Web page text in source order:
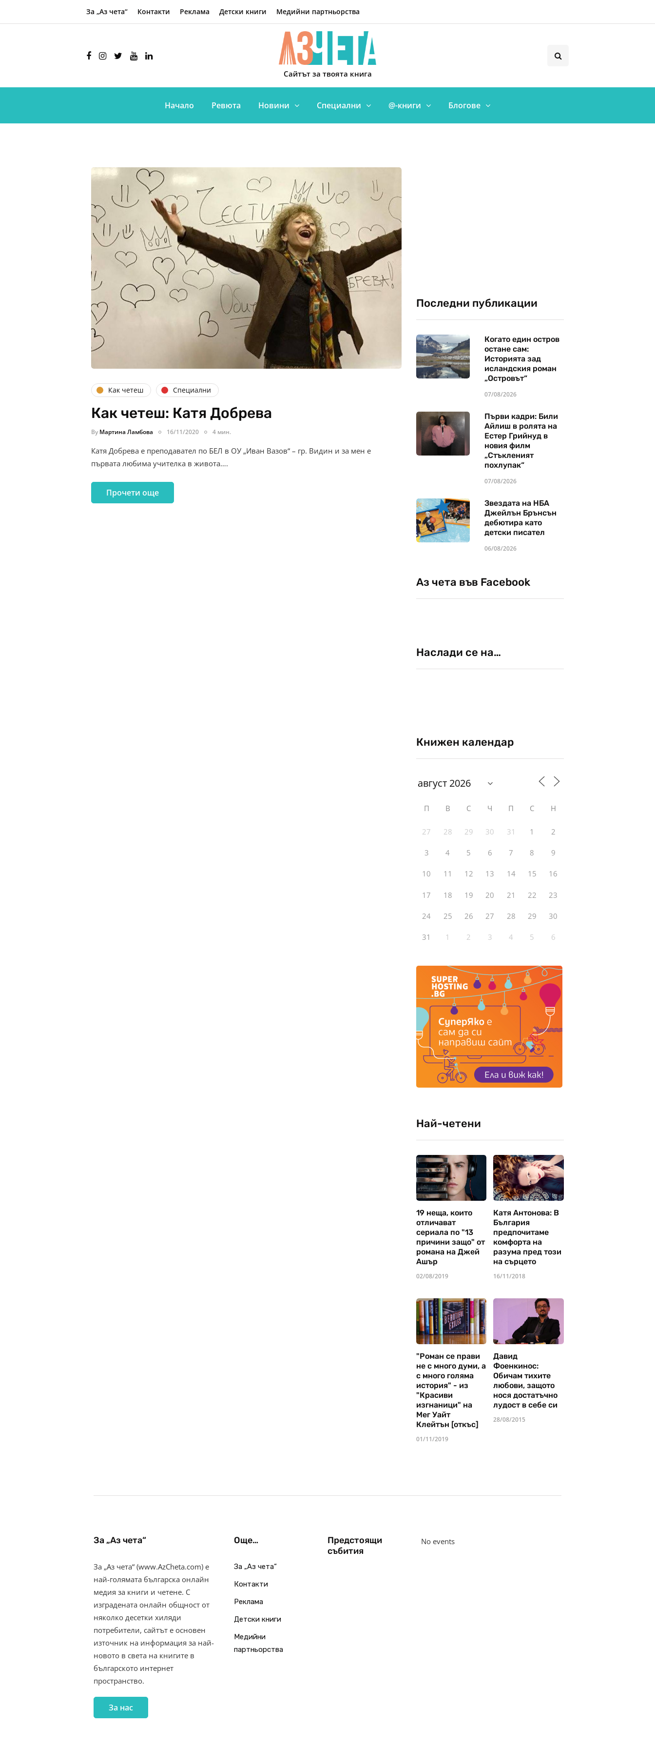
За „Аз чета“ Контакти Реклама Детски книги Медийни партньорства
Сайтът за твоята книга
Начало Ревюта Новини Специални @-книги Блогове
Как четеш Специални
Как четеш: Катя Добрева
By Мартина Ламбова 16/11/2020 4 мин.
Катя Добрева е преподавател по БЕЛ в ОУ „Иван Вазов“ – гр. Видин и за мен е
първата любима учителка в живота….
Прочети още
Последни публикации
Когато един остров
остане сам:
Историята зад
исландския роман
„Островът“
07/08/2026
Първи кадри: Били
Айлиш в ролята на
Естер Грийнуд в
новия филм
„Стъкленият
похлупак“
07/08/2026
Звездата на НБА
Джейлън Брънсън
дебютира като
детски писател
06/08/2026
Аз чета във Facebook
Наслади се на…
Книжен календар
П В С Ч П С Н
27 28 29 30 31 1 2
3 4 5 6 7 8 9
10 11 12 13 14 15 16
17 18 19 20 21 22 23
24 25 26 27 28 29 30
31 1 2 3 4 5 6
Най-четени
19 неща, които
отличават
сериала по "13
причини защо" от
романа на Джей
Ашър
02/08/2019
Катя Антонова: В
България
предпочитаме
комфорта на
разума пред този
на сърцето
16/11/2018
"Роман се прави
не с много думи, а
с много голяма
история" - из
"Красиви
изгнаници" на
Мег Уайт
Клейтън [откъс]
01/11/2019
Давид
Фоенкинос:
Обичам тихите
любови, защото
нося достатъчно
лудост в себе си
28/08/2015
За „Аз чета“
За „Аз чета“ (www.AzCheta.com) е
най-голямата българска онлайн
медия за книги и четене. С
изградената онлайн общност от
няколко десетки хиляди
потребители, сайтът е основен
източник на информация за най-
новото в света на книгите в
българското интернет
пространство.
За нас
Още…
За „Аз чета“
Контакти
Реклама
Детски книги
Медийни
партньорства
Предстоящи
събития
No events